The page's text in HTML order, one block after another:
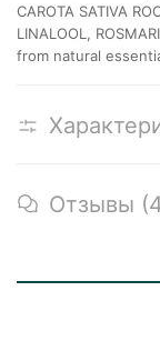
CAROTA SATIVA
LINALOOL,
from natural
Отзывы